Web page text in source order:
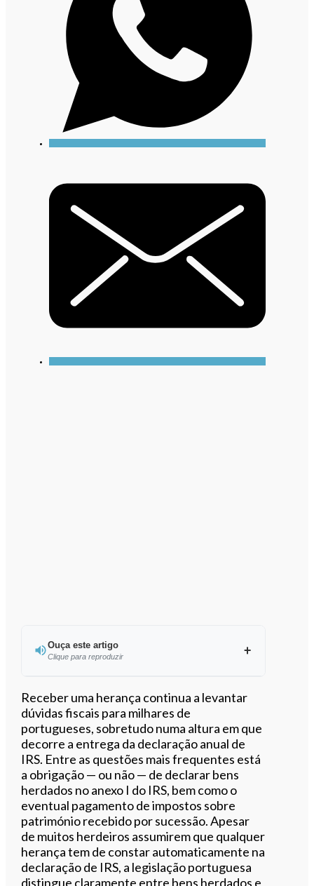
Ouça este artigo
Clique para reproduzir
Ouvir este artigo
Receber uma herança continua a levantar
dúvidas fiscais para milhares de
portugueses, sobretudo numa altura em que
decorre a entrega da declaração anual de
IRS. Entre as questões mais frequentes está
a obrigação — ou não — de declarar bens
herdados no anexo I do IRS, bem como o
eventual pagamento de impostos sobre
património recebido por sucessão. Apesar
de muitos herdeiros assumirem que qualquer
herança tem de constar automaticamente na
declaração de IRS, a legislação portuguesa
distingue claramente entre bens herdados e